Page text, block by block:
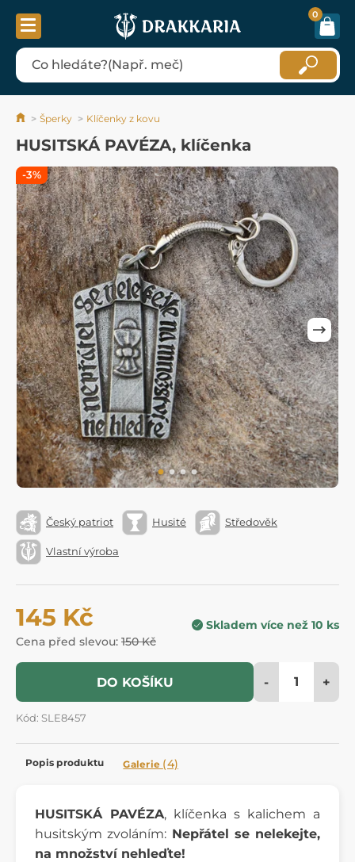
0
Šperky Klíčenky z kovu
HUSITSKÁ PAVÉZA, klíčenka
Český patriot Husité Středověk
Vlastní výroba
145 Kč
Cena před slevou: 150 Kč
Skladem více než 10 ks
DO KOŠÍKU - +
Kód: SLE8457
-3%
Popis produktu Galerie (4)
HUSITSKÁ PAVÉZA, klíčenka s kalichem a
husitským zvoláním: Nepřátel se nelekejte,
na množství nehleďte!